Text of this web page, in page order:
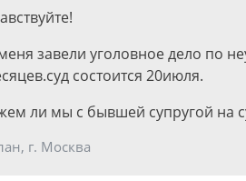
завели уголовное дело по
состоится 20июля.
ли мы с бывшей супругой на
г. Москва